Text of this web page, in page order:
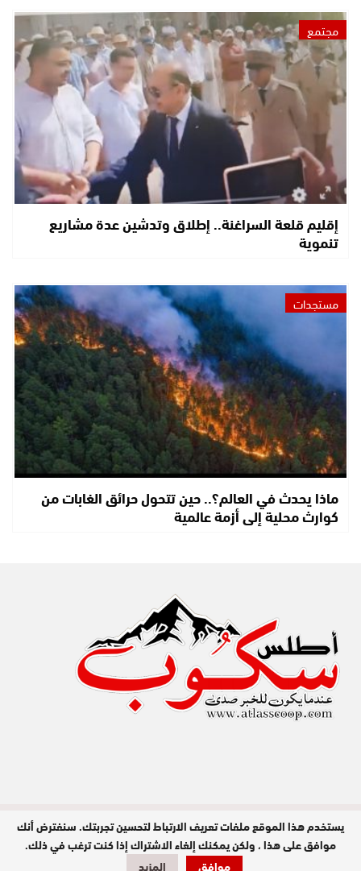
مجتمع
إقليم قلعة السراغنة.. إطلاق وتدشين عدة مشاريع
تنموية
مستجدات
ماذا يحدث في العالم؟.. حين تتحول حرائق الغابات من
كوارث محلية إلى أزمة عالمية
مدير النشر : عبد الله عزي / جميع الحقوق
محفوظة © 2026
تصميم وبرمجة
يستخدم هذا الموقع ملفات تعريف الارتباط لتحسين تجربتك. سنفترض أنك
موافق على هذا ، ولكن يمكنك إلغاء الاشتراك إذا كنت ترغب في ذلك.
موافق
المزيد